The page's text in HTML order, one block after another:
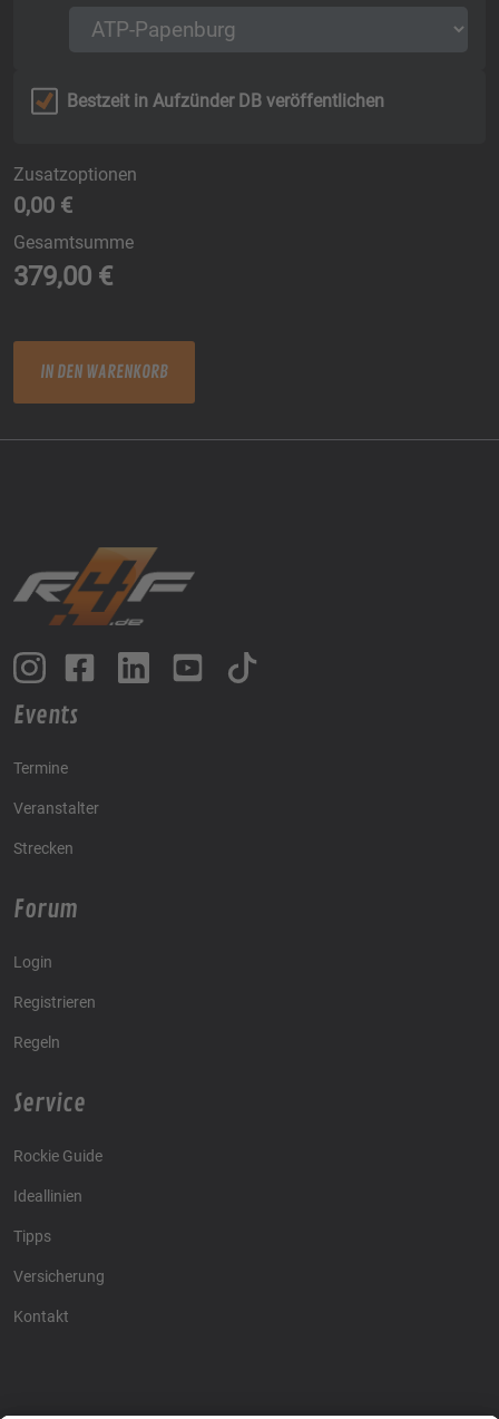
Bestzeit in Aufzünder DB veröffentlichen
Zusatzoptionen
0,00 €
Gesamtsumme
379,00 €
IN DEN WARENKORB
Events
Termine
Veranstalter
Strecken
Forum
Login
Registrieren
Regeln
Service
Rockie Guide
Ideallinien
Tipps
Versicherung
Kontakt